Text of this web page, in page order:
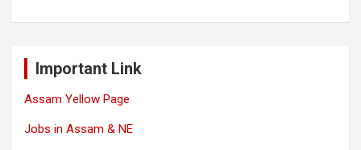
Important Link
Assam Yellow Page
Jobs in Assam & NE